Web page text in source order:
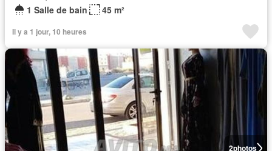
1 Salle de bain
45 m²
Il y a 1 jour, 10 heures
2photos